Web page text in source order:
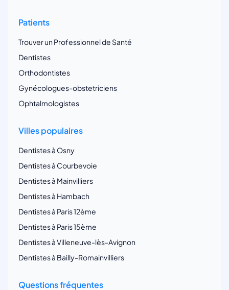
Patients
Trouver un Professionnel de Santé
Dentistes
Orthodontistes
Gynécologues-obstetriciens
Ophtalmologistes
Villes populaires
Dentistes à Osny
Dentistes à Courbevoie
Dentistes à Mainvilliers
Dentistes à Hambach
Dentistes à Paris 12ème
Dentistes à Paris 15ème
Dentistes à Villeneuve-lès-Avignon
Dentistes à Bailly-Romainvilliers
Questions fréquentes